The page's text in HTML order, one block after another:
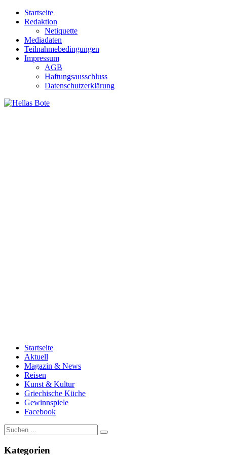
Zum
Inhalt
Startseite
Redaktion
Netiquette
Mediadaten
Teilnahmebedingungen
Impressum
AGB
Haftungsausschluss
Datenschutzerklärung
Startseite
Aktuell
Magazin & News
Reisen
Kunst & Kultur
Griechische Küche
Gewinnspiele
Facebook
Suche
nach:
Kategorien